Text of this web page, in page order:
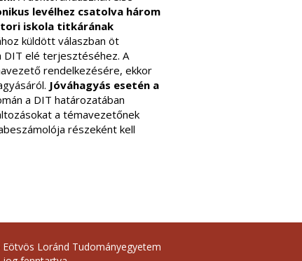
levélhez csatolva három
iskola titkárának
küldött válaszban öt
DIT elé terjesztéséhez. A
rendelkezésére, ekkor
Jóváhagyás esetén a
a DIT határozatában
a témavezetőnek
részeként kell
Loránd Tudományegyetem